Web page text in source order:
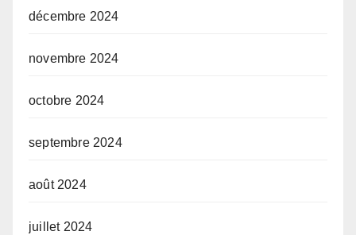
décembre 2024
novembre 2024
octobre 2024
septembre 2024
août 2024
juillet 2024